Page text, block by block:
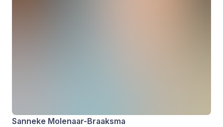
Sanneke Molenaar-Braaksma